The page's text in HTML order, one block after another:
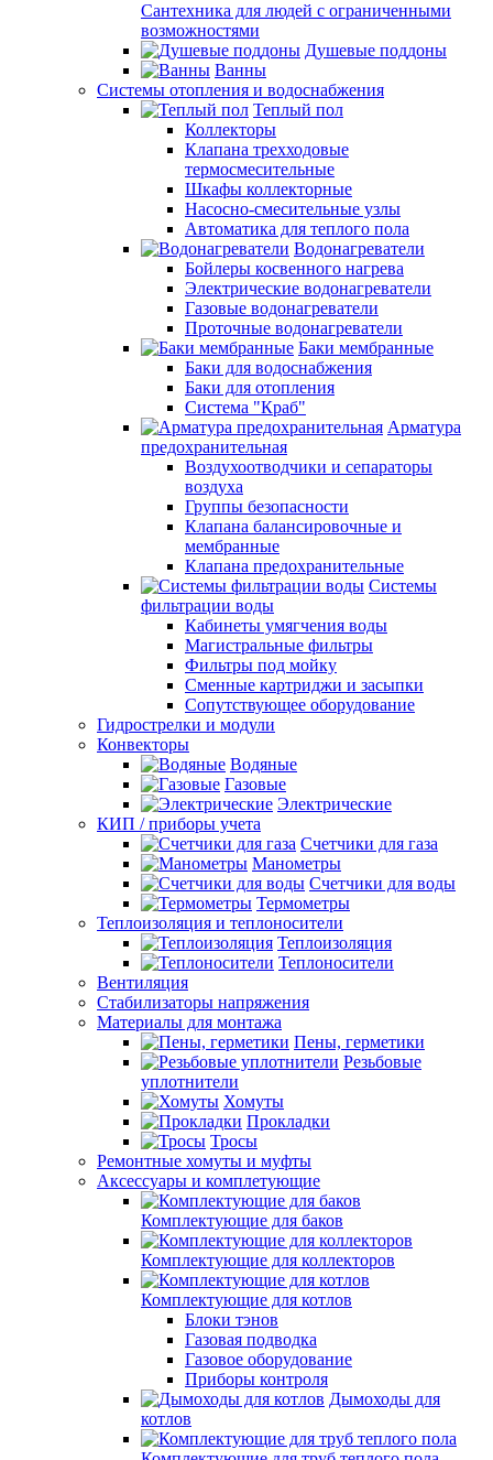
Сантехника для людей с ограниченными
возможностями
Душевые поддоны
Ванны
Системы отопления и водоснабжения
Теплый пол
Коллекторы
Клапана трехходовые
термосмесительные
Шкафы коллекторные
Насосно-смесительные узлы
Автоматика для теплого пола
Водонагреватели
Бойлеры косвенного нагрева
Электрические водонагреватели
Газовые водонагреватели
Проточные водонагреватели
Баки мембранные
Баки для водоснабжения
Баки для отопления
Система "Краб"
Арматура
предохранительная
Воздухоотводчики и сепараторы
воздуха
Группы безопасности
Клапана балансировочные и
мембранные
Клапана предохранительные
Системы
фильтрации воды
Кабинеты умягчения воды
Магистральные фильтры
Фильтры под мойку
Сменные картриджи и засыпки
Сопутствующее оборудование
Гидрострелки и модули
Конвекторы
Водяные
Газовые
Электрические
КИП / приборы учета
Счетчики для газа
Манометры
Счетчики для воды
Термометры
Теплоизоляция и теплоносители
Теплоизоляция
Теплоносители
Вентиляция
Стабилизаторы напряжения
Материалы для монтажа
Пены, герметики
Резьбовые
уплотнители
Хомуты
Прокладки
Тросы
Ремонтные хомуты и муфты
Аксессуары и комплетующие
Комплектующие для баков
Комплектующие для коллекторов
Комплектующие для котлов
Блоки тэнов
Газовая подводка
Газовое оборудование
Приборы контроля
Дымоходы для
котлов